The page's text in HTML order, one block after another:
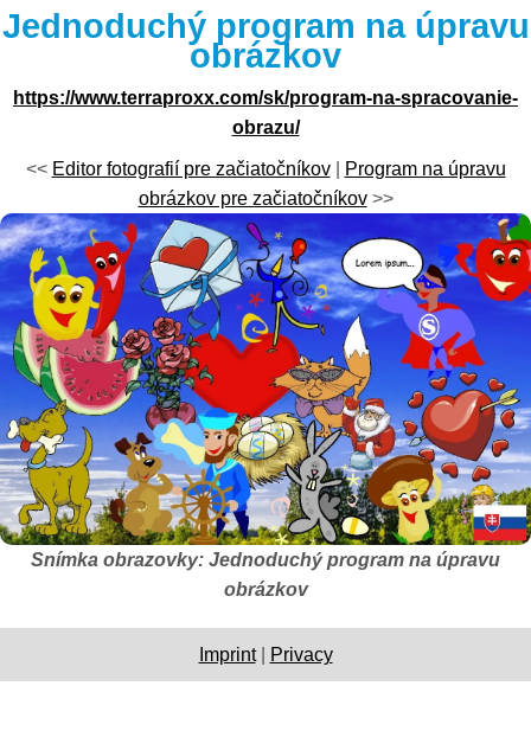
Jednoduchý program na úpravu
obrázkov
https://www.terraproxx.com/sk/program-na-spracovanie-
obrazu/
<< Editor fotografií pre začiatočníkov|
Program na úpravu
obrázkov pre začiatočníkov>>
Snímka obrazovky: Jednoduchý program na úpravu
obrázkov
Imprint| Privacy